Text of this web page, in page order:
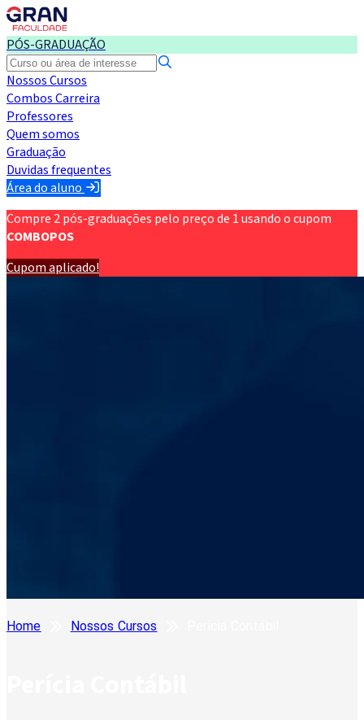
PÓS-GRADUAÇÃO
Nossos Cursos
Combos Carreira
Professores
Quem somos
Graduação
Duvidas frequentes
Área do aluno
Compre 2 pós-graduações pelo preço de 1 usando o cupom
COMBOPOS
Cupom aplicado!
Home Nossos Cursos